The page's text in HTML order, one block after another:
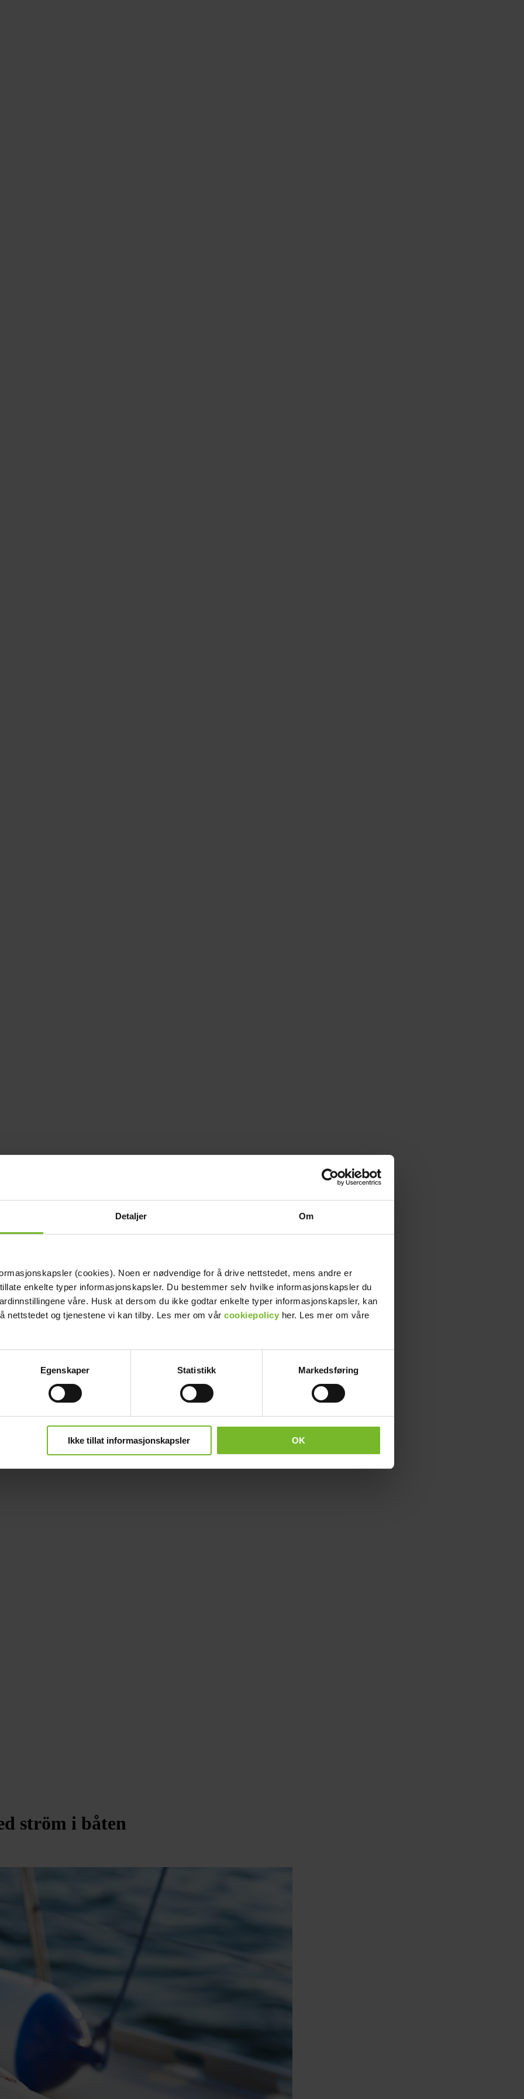
Detaljer Om
(cookies). Noen er nødvendige for å drive nettstedet, mens andre er
enkelte typer informasjonskapsler. Du bestemmer selv hvilke informasjonskapsler du
våre. Husk at dersom du ikke godtar enkelte typer informasjonskapsler, kan
nettstedet og tjenestene vi kan tilby. Les mer om vår cookiepolicy her. Les mer om våre
Egenskaper Statistikk Markedsføring
Ikke tillat informasjonskapsler OK
ström i båten